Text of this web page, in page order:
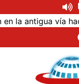
vía hacia